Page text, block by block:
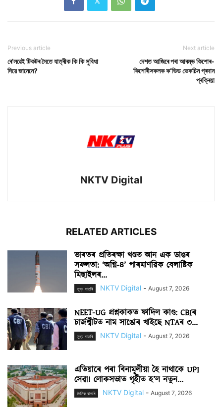
Previous article
ৰে’লৱেই টিকটৰ সৈতে যাত্ৰীক কি কি সুবিধা
দিয়ে জানেনে?
Next article
দেশত আজিৰে পৰা আৰম্ভ কিশোৰ-
কিশোৰীসকলক ক’ভিড ভেকচিন প্ৰদান
প্ৰক্ৰিয়া
NKTV Digital
RELATED ARTICLES
ভাৰতৰ প্ৰতিৰক্ষা খণ্ডত আন এক ডাঙৰ
সফলতা: ‘অগ্নি-৪’ পাৰমাণৱিক বেলাষ্টিক
মিছাইলৰ...
মুখ্য বাতৰি NKTV Digital - August 7, 2026
NEET-UG প্ৰশ্নকাকত ফাদিল কাণ্ড: CBIৰ
চাৰ্জশ্বীটত নাম সাঙোৰ খাইছে NTAৰ ৩...
মুখ্য বাতৰি NKTV Digital - August 7, 2026
এতিয়াৰে পৰা বিনামূলীয়া হৈ নাথাকে UPI
সেৱা! লোকসভাত গৃহীত হ’ল নতুন...
দৈনিক বাতৰি NKTV Digital - August 7, 2026